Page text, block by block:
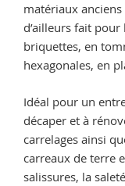
matériaux
d’ailleurs fait
briquettes, en
hexagonales, en
Idéal pour un
décaper et à
carrelages ainsi
carreaux de terre
salissures, la